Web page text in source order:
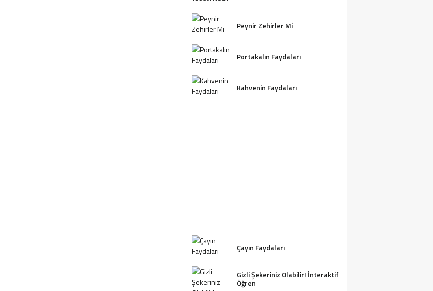
Peynir Zehirler Mi
Portakalın Faydaları
Kahvenin Faydaları
Çayın Faydaları
Gizli Şekeriniz Olabilir! İnteraktif
Öğren